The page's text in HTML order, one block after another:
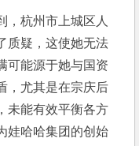
，杭州市上城区人
质疑，这使她无法
可能源于她与国资
，尤其是在宗庆后
未能有效平衡各方
娃哈哈集团的创始